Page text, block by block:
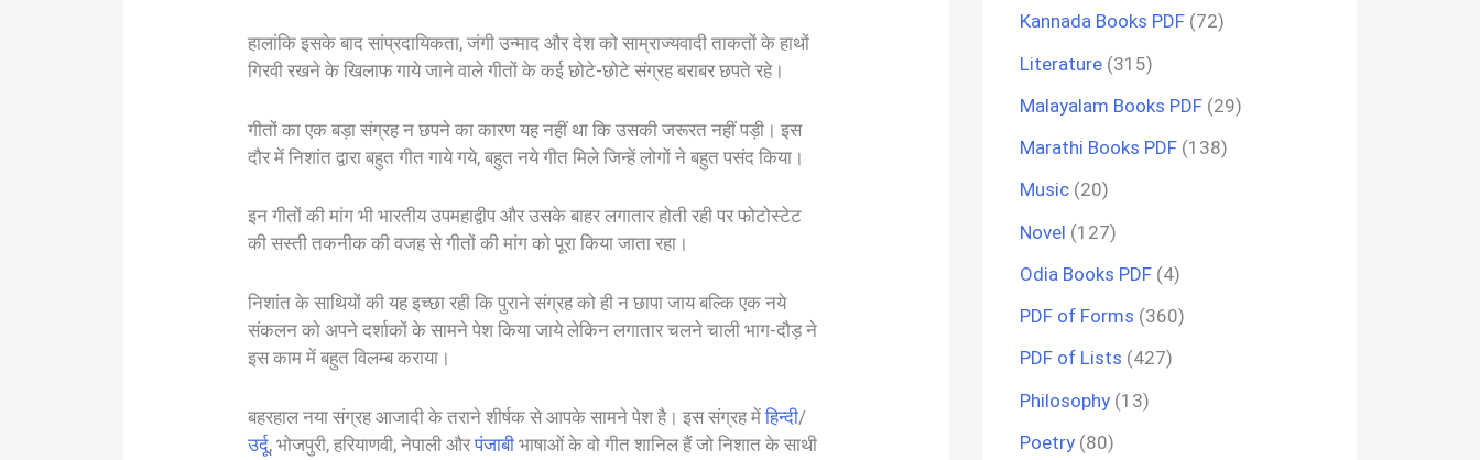
हालांकि इसके बाद सांप्रदायिकता, जंगी उन्माद और देश को साम्राज्यवादी ताकतों के हाथों
गिरवी रखने के खिलाफ गाये जाने वाले गीतों के कई छोटे-छोटे संग्रह बराबर छपते रहे।
गीतों का एक बड़ा संग्रह न छपने का कारण यह नहीं था कि उसकी जरूरत नहीं पड़ी। इस
दौर में निशांत द्वारा बहुत गीत गाये गये, बहुत नये गीत मिले जिन्हें लोगों ने बहुत पसंद किया।
इन गीतों की मांग भी भारतीय उपमहाद्वीप और उसके बाहर लगातार होती रही पर फोटोस्टेट
की सस्ती तकनीक की वजह से गीतों की मांग को पूरा किया जाता रहा।
निशांत के साथियों की यह इच्छा रही कि पुराने संग्रह को ही न छापा जाय बल्कि एक नये
संकलन को अपने दर्शाकों के सामने पेश किया जाये लेकिन लगातार चलने चाली भाग-दौड़ ने
इस काम में बहुत विलम्ब कराया।
बहरहाल नया संग्रह आजादी के तराने शीर्षक से आपके सामने पेश है। इस संग्रह मेंहिन्दी/
उर्दू, भोजपुरी, हरियाणवी, नेपाली औरपंजाबी भाषाओं के वो गीत शानिल हैं जो निशात के साथी
Kannada Books PDF (72)
Literature (315)
Malayalam Books PDF (29)
Marathi Books PDF (138)
Music (20)
Novel (127)
Odia Books PDF (4)
PDF of Forms (360)
PDF of Lists (427)
Philosophy (13)
Poetry (80)